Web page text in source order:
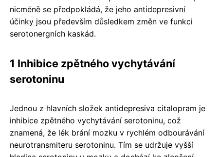
nicméně se předpokládá, že jeho antidepresivní
účinky jsou především důsledkem změn ve funkci
serotonergních kaskád.
1 Inhibice zpětného vychytávání
serotoninu
Jednou z hlavních složek antidepresiva citalopram je
inhibice zpětného vychytávání serotoninu, což
znamená, že lék brání mozku v rychlém odbourávání
neurotransmiteru serotoninu. Tím se udržuje vyšší